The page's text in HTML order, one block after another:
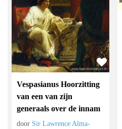
Vespasianus Hoorzitting
van een van zijn
generaals over de innam
door Sir Lawrence Alma-